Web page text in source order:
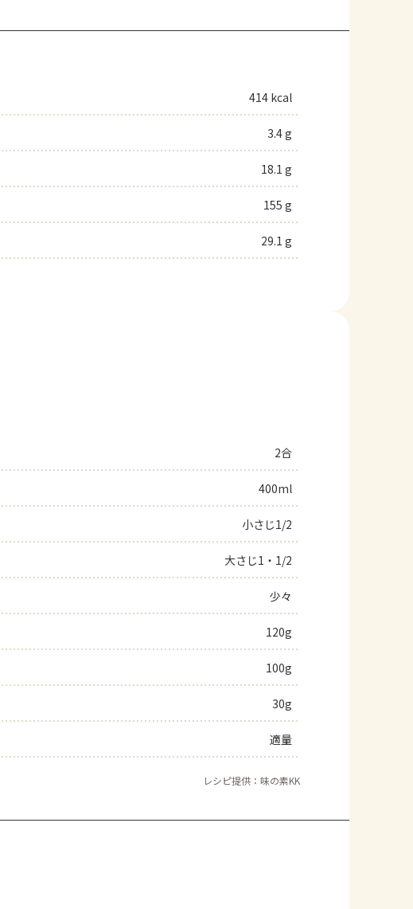
414 kcal
3.4 g
18.1 g
155 g
29.1 g
2合
400ml
小さじ1/2
大さじ1・1/2
少々
120g
100g
30g
適量
レシピ提供：味の素KK